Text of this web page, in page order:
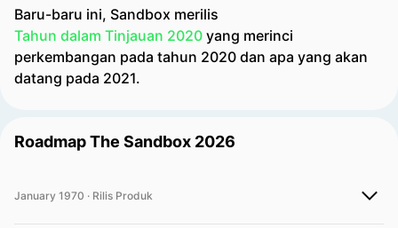
Baru-baru ini, Sandbox merilis
Tahun dalam Tinjauan 2020 yang merinci
perkembangan pada tahun 2020 dan apa yang akan
datang pada 2021.
Roadmap The Sandbox 2026
January 1970 · Rilis Produk